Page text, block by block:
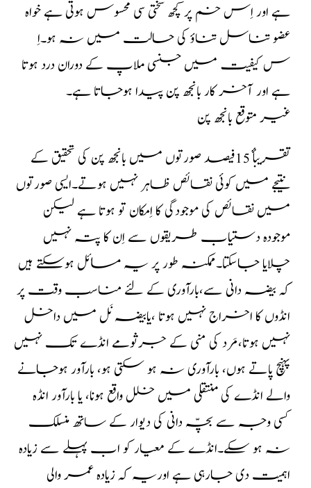
ہے اور اِس خم پر کچھ سختی سی محسوس ہوتی ہے خواہ
عضو تناسل تناؤ کی حالت میں نہ ہو۔اِ
س کیفیت میں جنسی ملاپ کے دوران درد ہوتا
ہے اور آخر کار بانجھ پن پیدا ہوجاتا ہے۔
غیر متوقع بانجھ پن
تقریبأٔ 15فیصد صورتوں میں بانجھ پن کی تحقیق کے
نتیجے میں کوئی نقائص ظاہر نہیں ہوتے۔ایسی صورتوں
میں نقائص کی موجودگی کا اِمکان تو ہوتا ہے لیکن
موجودہ دستیاب طریقوں سے اِن کا پتہ نہیں
چلایا جاسکتا۔ممکنہ طور پر یہ مسائل ہوسکتے ہیں
کہ بیضہ دانی سے،بارآوری کے لئے مناسب وقت پر
انڈوں کا اخراج نہیں ہوتا ،یابیضہ نَل میں داخل
نہیں ہوتا،مَرد کی منی کے جرثومے انڈے تک نہیں
پہنچ پاتے ہوں، بارآوری نہ ہو سکتی ہو، بارآور ہوجانے
والے انڈے کی منتقلی میں خلل واقع ہونا، یا بارآور انڈہ
کسی وجہ سے بچّہ دانی کی دیوار کے ساتھ منسلک
نہ ہو سکے۔انڈے کے معیار کو اب پہلے سے زیادہ
اہمیت دی جارہی ہے اوریہ کہ زیادہ عمر والی